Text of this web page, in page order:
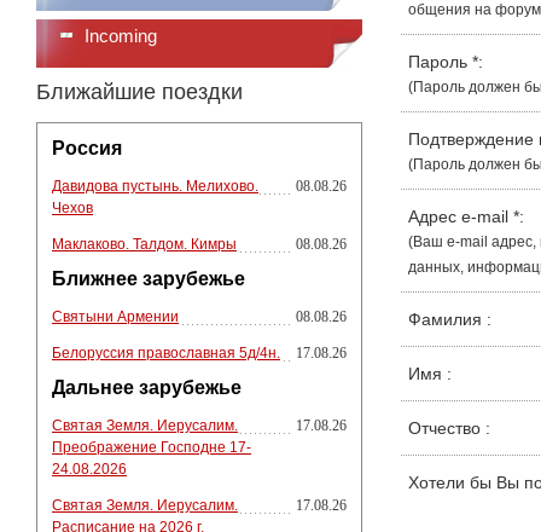
Incoming
Ближайшие поездки
Россия
Давидова пустынь. Мелихово.
Чехов
08.08.26
Маклаково. Талдом. Кимры 08.08.26
Ближнее зарубежье
Святыни Армении 08.08.26
Белоруссия православная 5д/4н. 17.08.26
Дальнее зарубежье
Святая Земля. Иерусалим.
Преображение Господне 17-
24.08.2026
17.08.26
Святая Земля. Иерусалим.
Расписание на 2026 г.
17.08.26
общения на
Пароль *:
(Пароль должен
(Пароль должен
Адрес e-mail *:
(Ваш e-mail адрес,
данных,
Фамилия :
Имя :
Отчество :
Хотели бы Вы